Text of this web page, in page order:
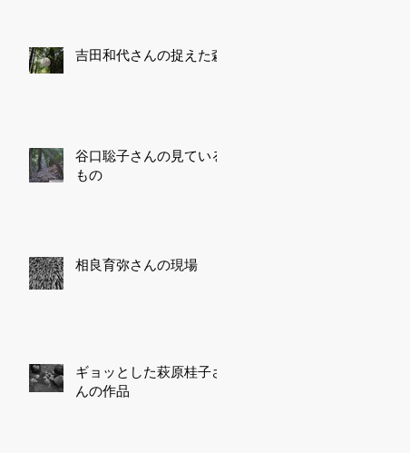
吉田和代さんの捉えた森
谷口聡子さんの見ている
もの
相良育弥さんの現場
ギョッとした萩原桂子さ
んの作品